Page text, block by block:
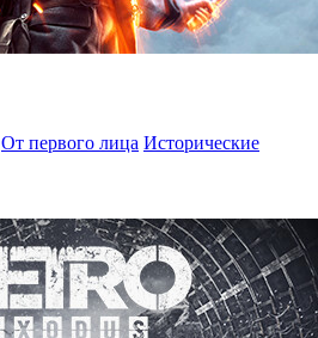
От первого лица Исторические